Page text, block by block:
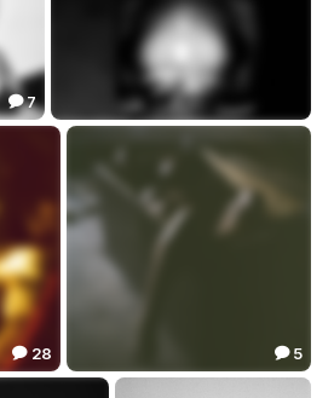
 7
в темноте
 28
сундук
 5